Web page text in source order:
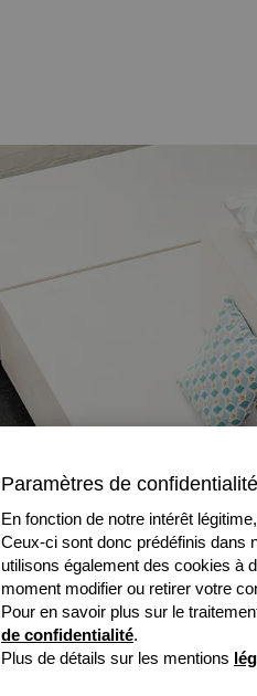
Paramètres de confidentialité
En fonction de notre intérêt
Ceux-ci sont donc prédéfinis dans
utilisons également des cookies à
moment modifier ou retirer votre
Pour en savoir plus sur le
de confidentialité.
Plus de détails sur les mentions